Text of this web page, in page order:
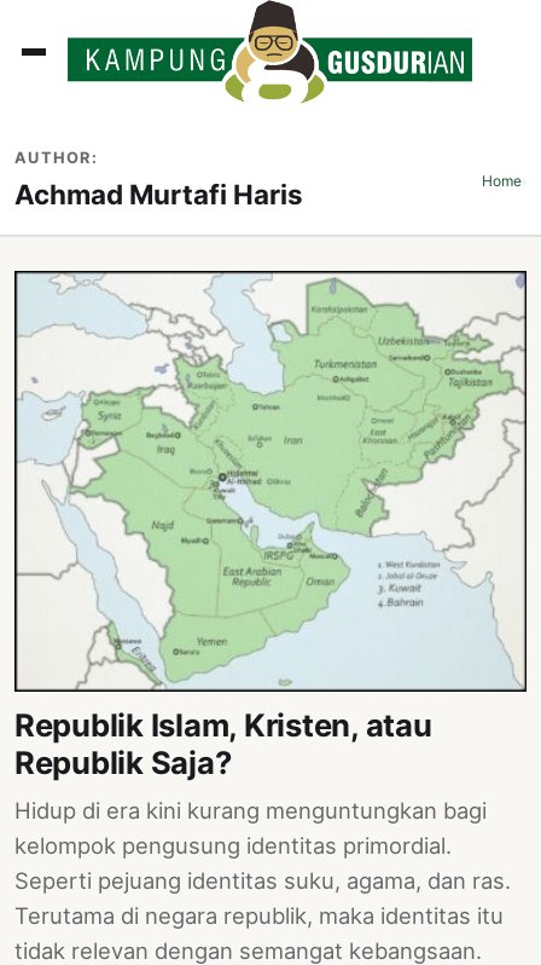
AUTHOR:
Achmad Murtafi Haris Home›
Republik Islam, Kristen, atau
Republik Saja?
Hidup di era kini kurang menguntungkan bagi
kelompok pengusung identitas primordial.
Seperti pejuang identitas suku, agama, dan ras.
Terutama di negara republik, maka identitas itu
tidak relevan dengan semangat kebangsaan.